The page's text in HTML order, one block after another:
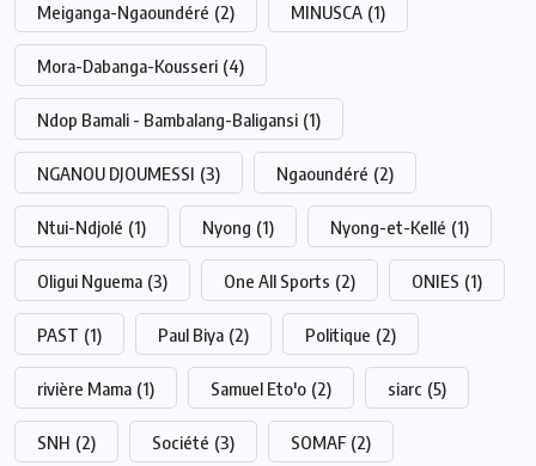
Meiganga-Ngaoundéré (2) MINUSCA (1)
Mora-Dabanga-Kousseri (4)
Ndop Bamali - Bambalang-Baligansi (1)
NGANOU DJOUMESSI (3) Ngaoundéré (2)
Ntui-Ndjolé (1) Nyong (1) Nyong-et-Kellé (1)
Oligui Nguema (3) One All Sports (2) ONIES (1)
PAST (1) Paul Biya (2) Politique (2)
rivière Mama (1) Samuel Eto'o (2) siarc (5)
SNH (2) Société (3) SOMAF (2)